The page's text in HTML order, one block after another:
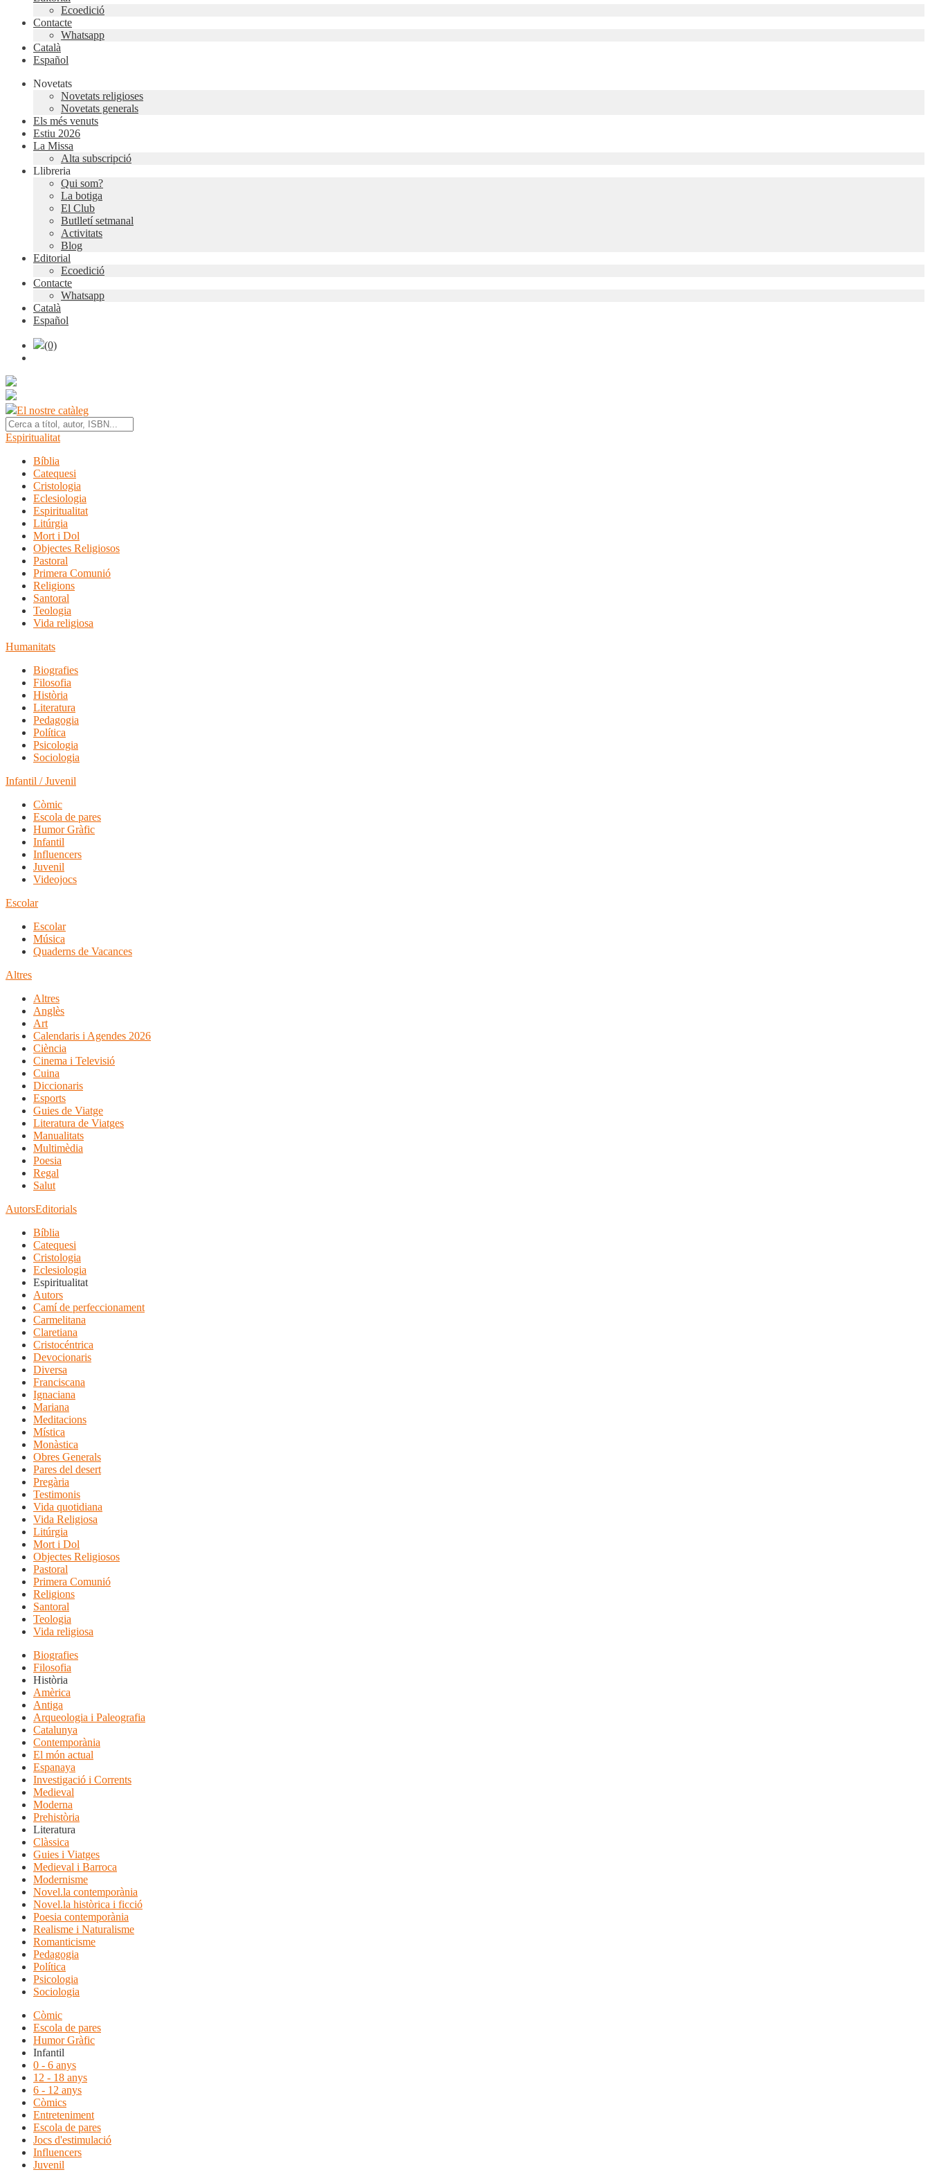
Ecoedició
Contacte
Whatsapp
Català
Español
Novetats
Novetats religioses
Novetats generals
Els més venuts
Estiu 2026
La Missa
Alta subscripció
Llibreria
Qui som?
La botiga
El Club
Butlletí setmanal
Activitats
Blog
Editorial
Ecoedició
Contacte
Whatsapp
Català
Español
(0)
El nostre catàleg
Espiritualitat
Bíblia
Catequesi
Cristologia
Eclesiologia
Espiritualitat
Litúrgia
Mort i Dol
Objectes Religiosos
Pastoral
Primera Comunió
Religions
Santoral
Teologia
Vida religiosa
Humanitats
Biografies
Filosofia
Història
Literatura
Pedagogia
Política
Psicologia
Sociologia
Infantil / Juvenil
Còmic
Escola de pares
Humor Gràfic
Infantil
Influencers
Juvenil
Videojocs
Escolar
Escolar
Música
Quaderns de Vacances
Altres
Altres
Anglès
Art
Calendaris i Agendes 2026
Ciència
Cinema i Televisió
Cuina
Diccionaris
Esports
Guies de Viatge
Literatura de Viatges
Manualitats
Multimèdia
Poesia
Regal
Salut
AutorsEditorials
Bíblia
Catequesi
Cristologia
Eclesiologia
Espiritualitat
Autors
Camí de perfeccionament
Carmelitana
Claretiana
Cristocéntrica
Devocionaris
Diversa
Franciscana
Ignaciana
Mariana
Meditacions
Mística
Monàstica
Obres Generals
Pares del desert
Pregària
Testimonis
Vida quotidiana
Vida Religiosa
Litúrgia
Mort i Dol
Objectes Religiosos
Pastoral
Primera Comunió
Religions
Santoral
Teologia
Vida religiosa
Biografies
Filosofia
Història
Amèrica
Antiga
Arqueologia i Paleografia
Catalunya
Contemporània
El món actual
Espanaya
Investigació i Corrents
Medieval
Moderna
Prehistòria
Literatura
Clàssica
Guies i Viatges
Medieval i Barroca
Modernisme
Novel.la contemporània
Novel.la històrica i ficció
Poesia contemporània
Realisme i Naturalisme
Romanticisme
Pedagogia
Política
Psicologia
Sociologia
Còmic
Escola de pares
Humor Gràfic
Infantil
0 - 6 anys
12 - 18 anys
6 - 12 anys
Còmics
Entreteniment
Escola de pares
Jocs d'estimulació
Influencers
Juvenil